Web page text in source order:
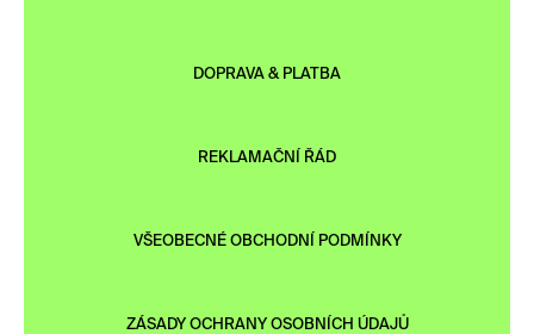
DOPRAVA & PLATBA
REKLAMAČNÍ ŘÁD
VŠEOBECNÉ OBCHODNÍ PODMÍNKY
ZÁSADY OCHRANY OSOBNÍCH ÚDAJŮ